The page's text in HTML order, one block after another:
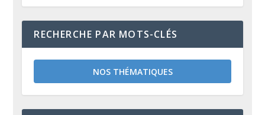
RECHERCHE PAR MOTS-CLÉS
NOS THÉMATIQUES